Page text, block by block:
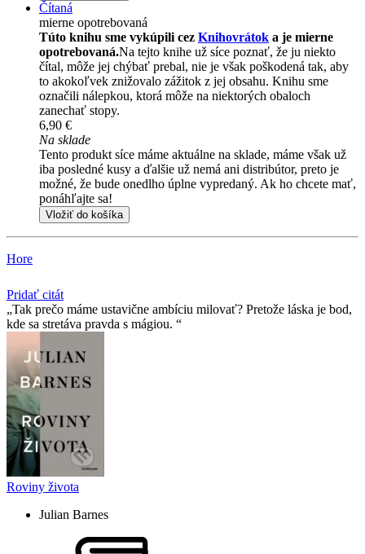
Čítaná
mierne opotrebovaná
Túto knihu sme vykúpili cez Knihovrátok a je mierne
opotrebovaná.Na tejto knihe už síce poznať, že ju niekto
čítal, môže jej chýbať prebal, nie je však poškodená tak, aby
to akokoľvek znižovalo zážitok z jej obsahu. Knihu sme
označili nálepkou, ktorá môže na niektorých obaloch
zanechať stopy.
6,90 €
Na sklade
Tento produkt síce máme aktuálne na sklade, máme však už
iba posledné kusy a ďalšie už nemá ani distribútor, preto je
možné, že bude onedlho úplne vypredaný. Ak ho chcete mať,
ponáhľajte sa!
Vložiť do košíka
Hore
Pridať citát
Tak prečo máme ustavične ambíciu milovať? Pretože láska je bod,
kde sa stretáva pravda s mágiou.
Roviny života
Julian Barnes